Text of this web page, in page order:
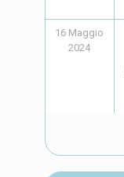
16 Maggio
2024